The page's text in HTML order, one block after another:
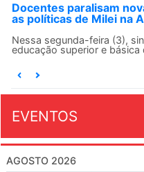
ANDES-SN convoca
Solidariedade
agosto
O ANDES-SN conclama
EVENTOS
AGOSTO 2026